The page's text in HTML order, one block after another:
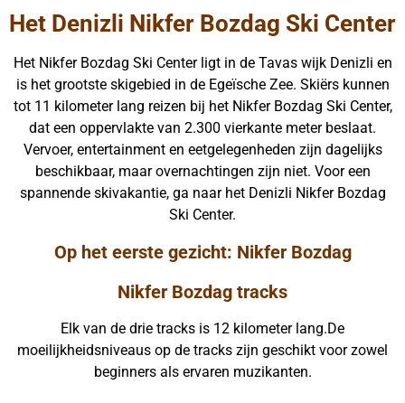
Het Denizli Nikfer Bozdag Ski Center
Het Nikfer Bozdag Ski Center ligt in de Tavas wijk Denizli en
is het grootste skigebied in de Egeïsche Zee. Skiërs kunnen
tot 11 kilometer lang reizen bij het Nikfer Bozdag Ski Center,
dat een oppervlakte van 2.300 vierkante meter beslaat.
Vervoer, entertainment en eetgelegenheden zijn dagelijks
beschikbaar, maar overnachtingen zijn niet. Voor een
spannende skivakantie, ga naar het Denizli Nikfer Bozdag
Ski Center.
Op het eerste gezicht: Nikfer Bozdag
Nikfer Bozdag tracks
Elk van de drie tracks is 12 kilometer lang.De
moeilijkheidsniveaus op de tracks zijn geschikt voor zowel
beginners als ervaren muzikanten.